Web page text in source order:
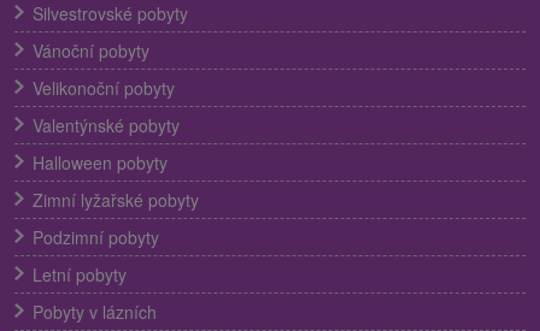
Silvestrovské pobyty
Vánoční pobyty
Velikonoční pobyty
Valentýnské pobyty
Halloween pobyty
Zimní lyžařské pobyty
Podzimní pobyty
Letní pobyty
Pobyty v lázních